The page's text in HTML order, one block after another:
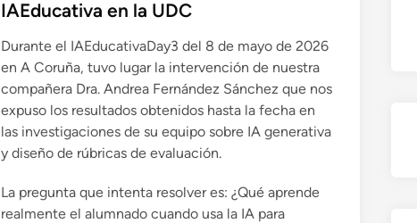
o
e
n
IAEducativa en la UDC
Durante el IAEducativaDay3 del 8 de mayo de 2026
en A Coruña, tuvo lugar la intervención de nuestra
compañera Dra. Andrea Fernández Sánchez que nos
expuso los resultados obtenidos hasta la fecha en
las investigaciones de su equipo sobre IA generativa
y diseño de rúbricas de evaluación.
La pregunta que intenta resolver es: ¿Qué aprende
realmente el alumnado cuando usa la IA para